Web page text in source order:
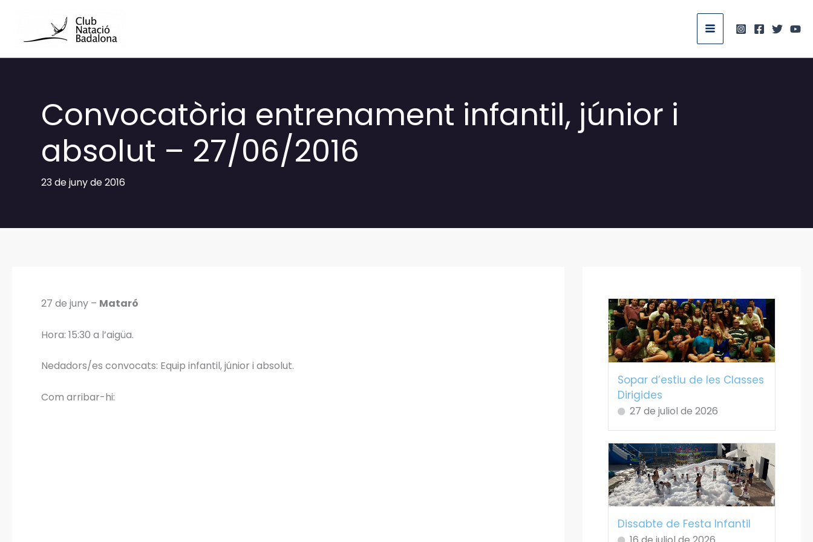
contingut
Convocatòria entrenament infantil, júnior i
absolut – 27/06/2016
23 de juny de 2016
27 de juny – Mataró
Hora: 15:30 a l’aigüa.
Nedadors/es convocats: Equip infantil, júnior i absolut.
Com arribar-hi:
Sopar d’estiu de les Classes
Dirigides
27 de juliol de 2026
Dissabte de Festa Infantil